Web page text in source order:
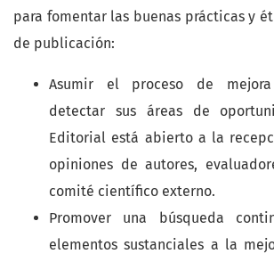
para fomentar las buenas prácticas y
de publicación:
Asumir el proceso de mejora
detectar sus áreas de
Editorial está abierto a la
opiniones de autores,
comité científico externo.
Promover una búsqueda
elementos sustanciales a la